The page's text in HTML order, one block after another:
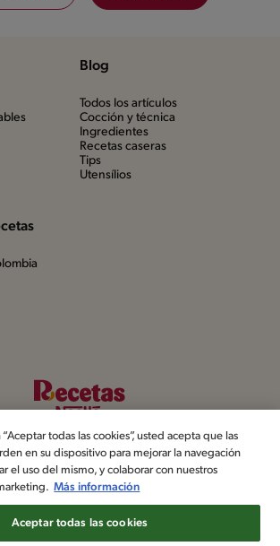
Blog
Todos los artículos
Cocción y técnica
Ingredientes
Recetas caseras
Tips
Utensílios
registradas por Société dels Produits Nestlé,
todas las cookies”, usted acepta que las
en su dispositivo para mejorar la navegación
el uso del mismo, y colaborar con nuestros
Más información
Aceptar todas las cookies